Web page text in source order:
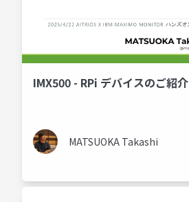
IMX500 - RPi デバイスのご紹介
MATSUOKA Takashi